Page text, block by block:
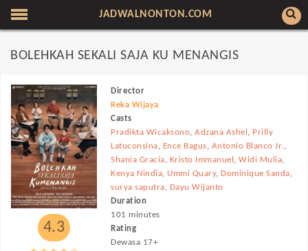
JADWALNONTON.COM
BOLEHKAH SEKALI SAJA KU MENANGIS
4.3
Director
Reka Wijaya
Casts
Pradikta Wicaksono,Adzana Ashel , Prilly
Latuconsina, Ence Bagus, Antonio Blanco Jr.,
Shania Gracia, Kristo Immanuel ,Widi Mulia,
Kenya Nindia, Ummi Quary, Dominique Sanda,
surya saputra, Dayu Wijanto
Duration
101 minutes
Rating
Dewasa 17+